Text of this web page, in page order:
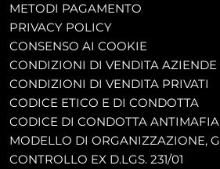
METODI PAGAMENTO
PRIVACY POLICY
CONSENSO AI COOKIE
CONDIZIONI DI VENDITA AZIENDE
CONDIZIONI DI VENDITA PRIVATI
CODICE ETICO E DI CONDOTTA
CODICE DI CONDOTTA ANTIMAFIA
MODELLO DI ORGANIZZAZIONE,
CONTROLLO EX D.LGS. 231/01